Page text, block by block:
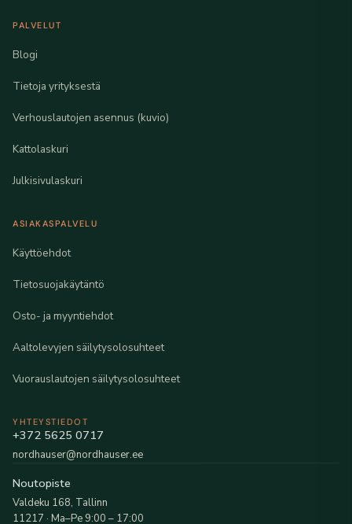
PALVELUT
Blogi
Tietoja yrityksestä
Verhouslautojen asennus (kuvio)
Kattolaskuri
Julkisivulaskuri
ASIAKASPALVELU
Käyttöehdot
Tietosuojakäytäntö
Osto- ja myyntiehdot
Aaltolevyjen säilytysolosuhteet
Vuorauslautojen säilytysolosuhteet
YHTEYSTIEDOT
+372 5625 0717
nordhauser@nordhauser.ee
Noutopiste
Valdeku 168, Tallinn
11217 · Ma–Pe 9:00 – 17:00